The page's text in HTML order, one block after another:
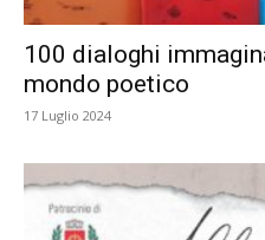
100 dialoghi
mondo poetico
17 Luglio 2024